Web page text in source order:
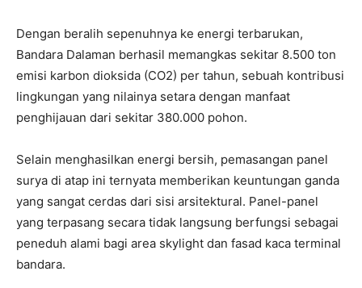
Dengan beralih sepenuhnya ke energi terbarukan,
Bandara Dalaman berhasil memangkas sekitar 8.500 ton
emisi karbon dioksida (CO2) per tahun, sebuah kontribusi
lingkungan yang nilainya setara dengan manfaat
penghijauan dari sekitar 380.000 pohon.
Selain menghasilkan energi bersih, pemasangan panel
surya di atap ini ternyata memberikan keuntungan ganda
yang sangat cerdas dari sisi arsitektural. Panel-panel
yang terpasang secara tidak langsung berfungsi sebagai
peneduh alami bagi area skylight dan fasad kaca terminal
bandara.